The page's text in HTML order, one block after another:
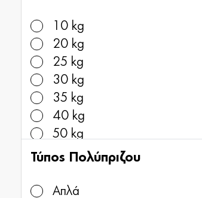
10 kg
20 kg
25 kg
30 kg
35 kg
40 kg
50 kg
Τύπος Πολύπριζου
Απλά